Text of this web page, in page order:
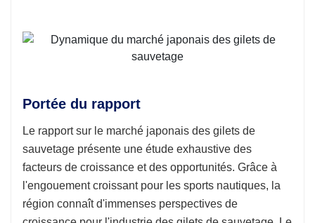
Portée du rapport
Le rapport sur le marché japonais des gilets de
sauvetage présente une étude exhaustive des
facteurs de croissance et des opportunités. Grâce à
l'engouement croissant pour les sports nautiques, la
région connaît d'immenses perspectives de